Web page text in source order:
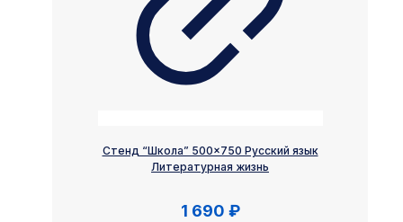
Стенд “Школа” 500×750 Русский язык
Литературная жизнь
1 690 ₽